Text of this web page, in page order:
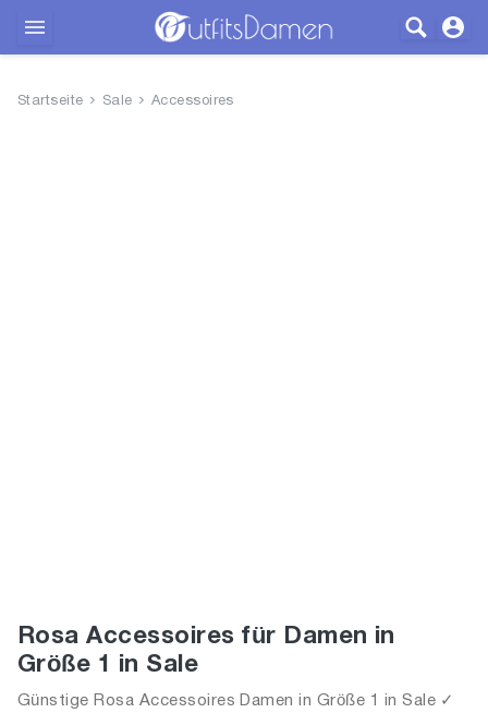
Startseite Sale Accessoires
Rosa Accessoires für Damen in
Größe 1 in Sale
Günstige Rosa Accessoires Damen in Größe 1 in Sale ✓